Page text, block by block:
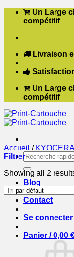
Passer Un Large
compétitif
Livraison
Un Large
compétitif
Recherche
pour :
Blog
Boutique
Contact
Se connecter
Panier /0,00 €
Accueil / KYOCERA
Filtrer
Showing all 2